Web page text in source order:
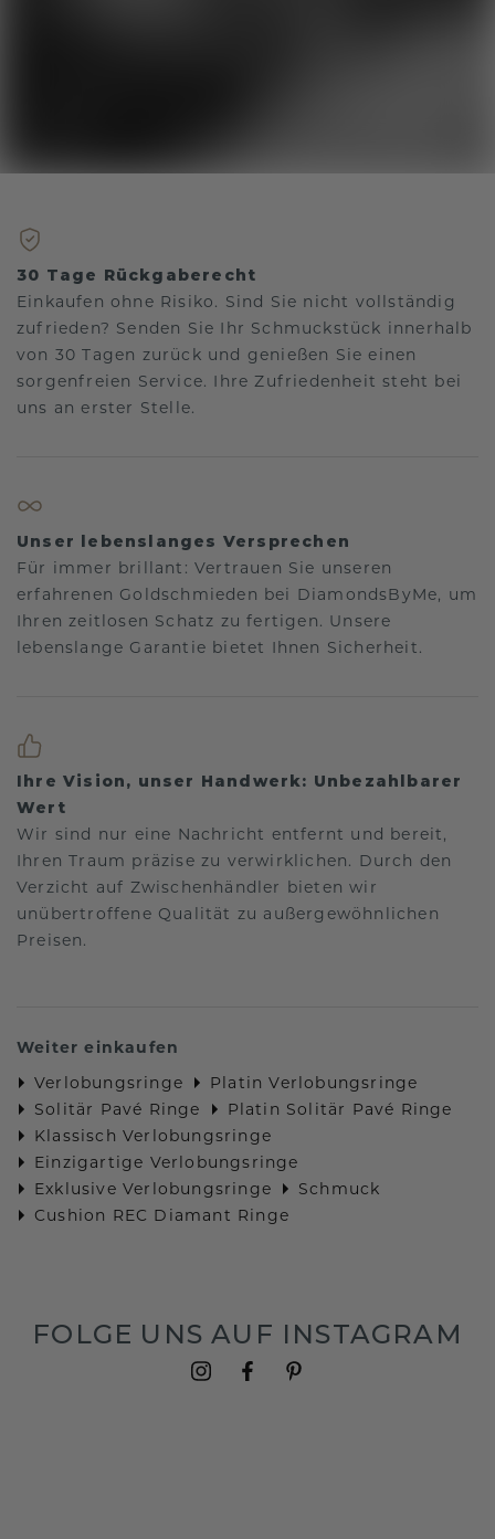
30 Tage Rückgaberecht
Einkaufen ohne Risiko. Sind Sie nicht vollständig
zufrieden? Senden Sie Ihr Schmuckstück innerhalb
von 30 Tagen zurück und genießen Sie einen
sorgenfreien Service. Ihre Zufriedenheit steht bei
uns an erster Stelle.
Unser lebenslanges Versprechen
Für immer brillant: Vertrauen Sie unseren
erfahrenen Goldschmieden bei DiamondsByMe, um
Ihren zeitlosen Schatz zu fertigen. Unsere
lebenslange Garantie bietet Ihnen Sicherheit.
Ihre Vision, unser Handwerk: Unbezahlbarer
Wert
Wir sind nur eine Nachricht entfernt und bereit,
Ihren Traum präzise zu verwirklichen. Durch den
Verzicht auf Zwischenhändler bieten wir
unübertroffene Qualität zu außergewöhnlichen
Preisen.
Weiter einkaufen
Verlobungsringe
Platin Verlobungsringe
Solitär Pavé Ringe
Platin Solitär Pavé Ringe
Klassisch Verlobungsringe
Einzigartige Verlobungsringe
Exklusive Verlobungsringe
Schmuck
Cushion REC Diamant Ringe
FOLGE UNS AUF INSTAGRAM